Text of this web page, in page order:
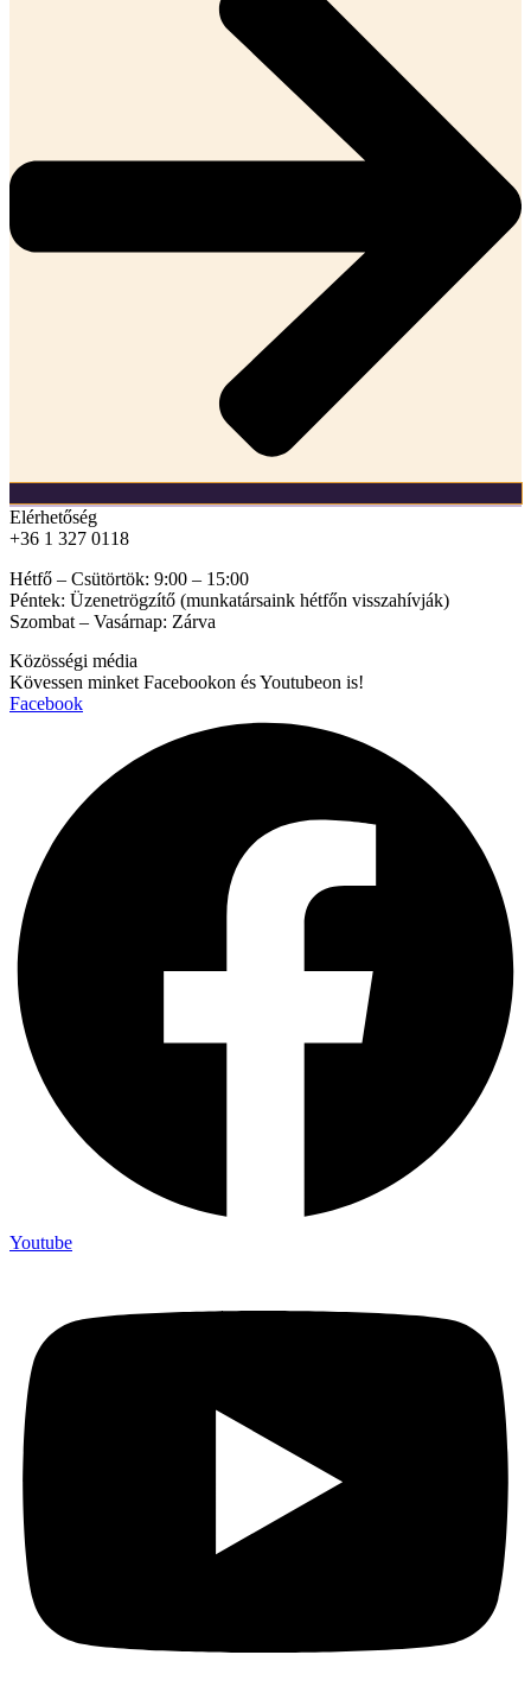
Elérhetőség
+36 1 327 0118​
Hétfő – Csütörtök: 9:00 – 15:00
Péntek: Üzenetrögzítő (munkatársaink hétfőn visszahívják)
Szombat – Vasárnap: Zárva
Közösségi média
Kövessen minket Facebookon és Youtubeon is!
Facebook
Youtube